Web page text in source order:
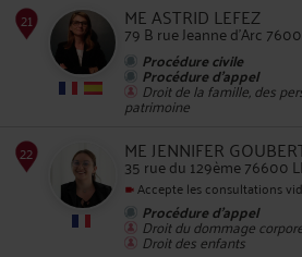
ME ASTRID LEFEZ
79 B rue Jeanne d'Arc
Procédure civile
Procédure d'appel
Droit de la famille, des
patrimoine
ME JENNIFER
35 rue du 129ème 76600
Accepte les consultations
Procédure d'appel
Droit du dommage
Droit des enfants